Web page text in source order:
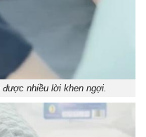
nhiều lời khen ngợi.